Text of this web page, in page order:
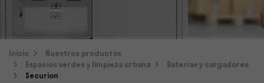
Inicio
Nuestros productos
Espacios verdes y limpieza urbana
Baterías y cargadores
Securion